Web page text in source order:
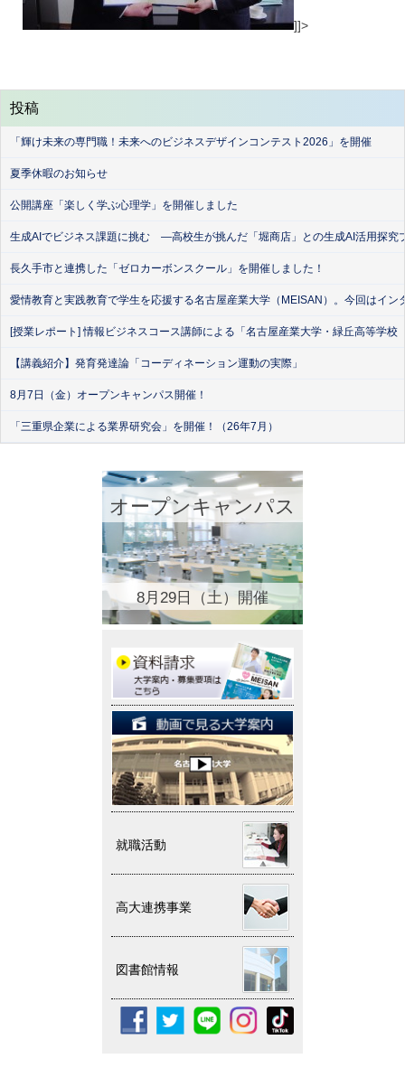
]]>
投稿
「輝け未来の専門職！未来へのビジネスデザインコンテスト2026」を開催
夏季休暇のお知らせ
公開講座「楽しく学ぶ心理学」を開催しました
生成AIでビジネス課題に挑む ―高校生が挑んだ「堀商店」との生成AI活用探究
長久手市と連携した「ゼロカーボンスクール」を開催しました！
愛情教育と実践教育で学生を応援する名古屋産業大学（MEISAN）。今回はイ
[授業レポート] 情報ビジネスコース講師による「名古屋産業大学・緑丘高等学
【講義紹介】発育発達論「コーディネーション運動の実際」
8月7日（金）オープンキャンパス開催！
「三重県企業による業界研究会」を開催！（26年7月）
オープンキャンパス
8月29日（土）開催
就職活動
高大連携事業
図書館情報